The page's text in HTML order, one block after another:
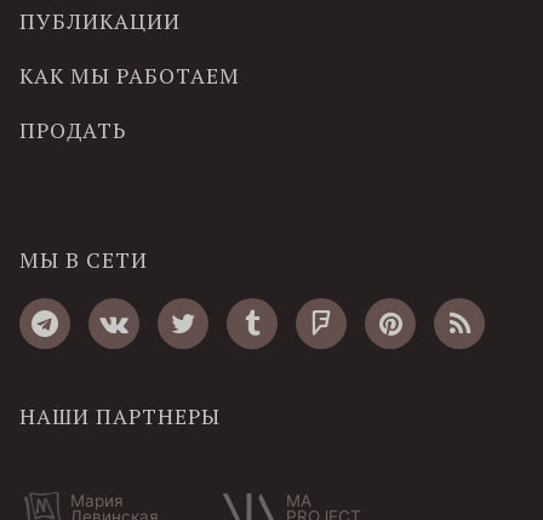
ПУБЛИКАЦИИ
КАК МЫ РАБОТАЕМ
ПРОДАТЬ
МЫ В СЕТИ
НАШИ ПАРТНЕРЫ
Мария
MA